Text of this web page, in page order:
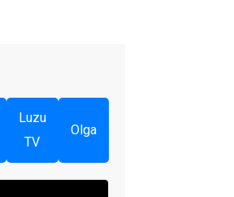
Luzu
TV
Olga